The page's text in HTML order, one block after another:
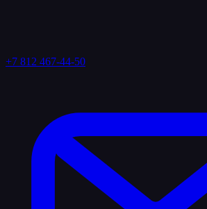
+7 812 467-44-50